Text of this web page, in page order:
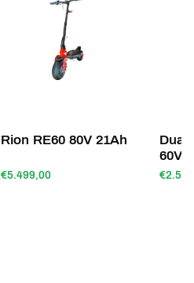
Rion RE60 80V 21Ah
€5.499,00
60V